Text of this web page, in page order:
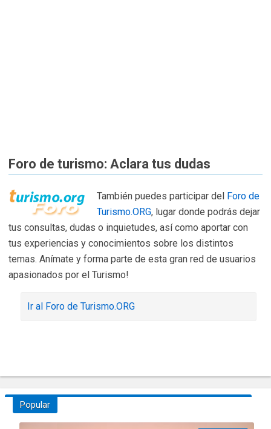
Foro de turismo: Aclara tus dudas
También puedes participar del Foro de
Turismo.ORG, lugar donde podrás dejar
tus consultas, dudas o inquietudes, así como aportar con
tus experiencias y conocimientos sobre los distintos
temas. Anímate y forma parte de esta gran red de usuarios
apasionados por el Turismo!
Ir al Foro de Turismo.ORG
Popular